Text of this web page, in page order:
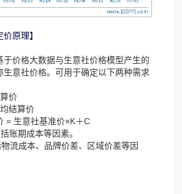
原理】
于价格大数据与生意社价格模型产生的
生意社价格。可用于确定以下两种需求
价
结算价
= 生意社基准价×K＋C
账期成本等因素。
流成本、品牌价差、区域价差等因